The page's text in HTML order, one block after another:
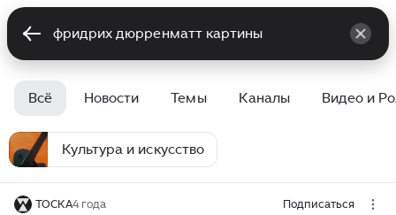
Всё Новости Темы Каналы Видео и
Культура и искусство
ТОСКА4 года Подписаться